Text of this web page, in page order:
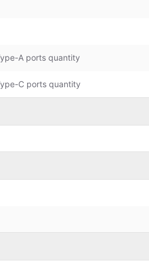
A ports quantity
C ports quantity